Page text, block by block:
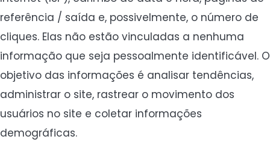
referência / saída e, possivelmente, o número de
cliques. Elas não estão vinculadas a nenhuma
informação que seja pessoalmente identificável. O
objetivo das informações é analisar tendências,
administrar o site, rastrear o movimento dos
usuários no site e coletar informações
demográficas.